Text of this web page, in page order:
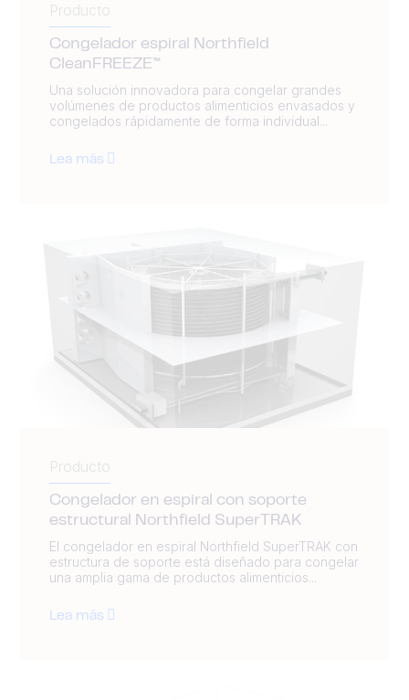
Producto
Congelador espiral Northfield
CleanFREEZE™
Una solución innovadora para congelar grandes
volúmenes de productos alimenticios envasados y
congelados rápidamente de forma individual...
Lea más
Producto
Congelador en espiral con soporte
estructural Northfield SuperTRAK
El congelador en espiral Northfield SuperTRAK con
estructura de soporte está diseñado para congelar
una amplia gama de productos alimenticios...
Lea más